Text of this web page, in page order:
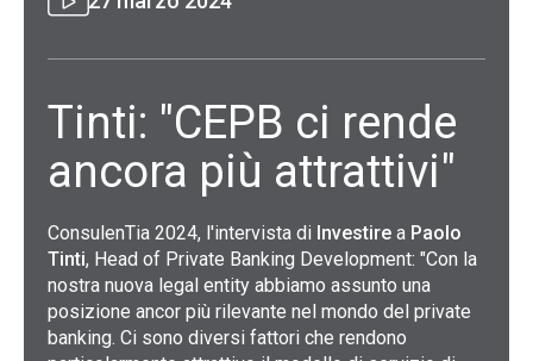
Tinti: "CEPB ci rende
ancora più attrattivi"
ConsulenTia 2024, l'intervista di Investire a Paolo
Tinti, Head of Private Banking Development: "Con la
nostra nuova legal entity abbiamo assunto una
posizione ancor più rilevante nel mondo del private
banking. Ci sono diversi fattori che rendono